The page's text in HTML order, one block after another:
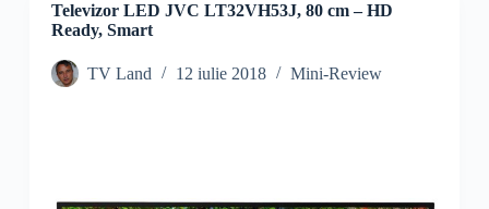
Televizor LED JVC LT32VH53J, 80 cm – HD
Ready, Smart
TV Land 12 iulie 2018 Mini-Review